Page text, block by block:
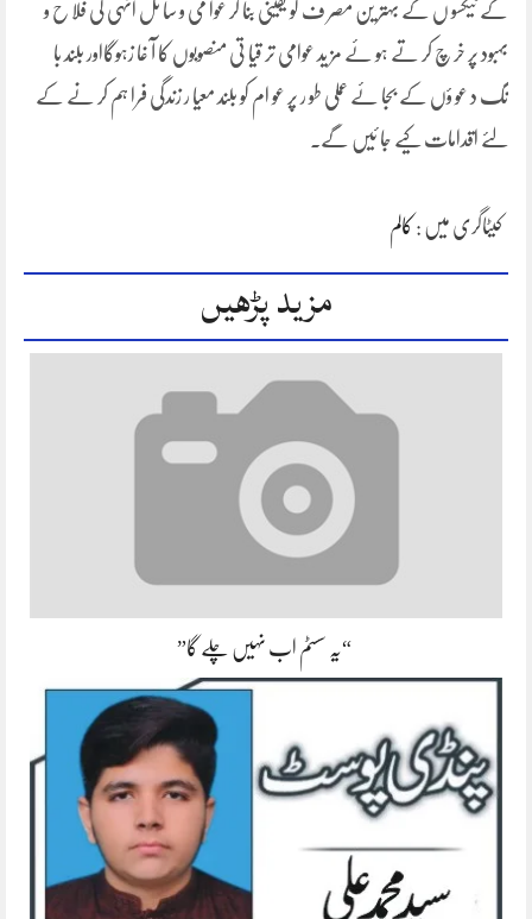
کے ٹیکسو ں کے بہتر ین مصر ف کو یقینی بنا کر عوا می و سا ئل انہی کی فلا ح و
بہبود پر خر چ کر تے ہو ئے مز ید عوامی تر قیا تی منصوبوں کا آ غا زہوگااور بلند با
نگ د عو ؤں کے بجا ئے عملی طو ر پر عو ام کو بلند معیا ر زندگی فرا ہم کر نے کے
لئے اقدامات کیے جا ئیں گے۔
کیٹاگری میں : کالم
مزید پڑھیں
“یہ سسٹم اب نہیں چلے گا”